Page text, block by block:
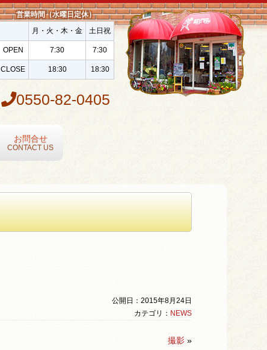
営業時間（水曜日定休）
月・火・木・金 土日祝
OPEN 7:30 7:30
CLOSE 18:30 18:30
0550-82-0405
お問合せ
CONTACT US
公開日：2015年8月24日
カテゴリ： NEWS
撮影 »